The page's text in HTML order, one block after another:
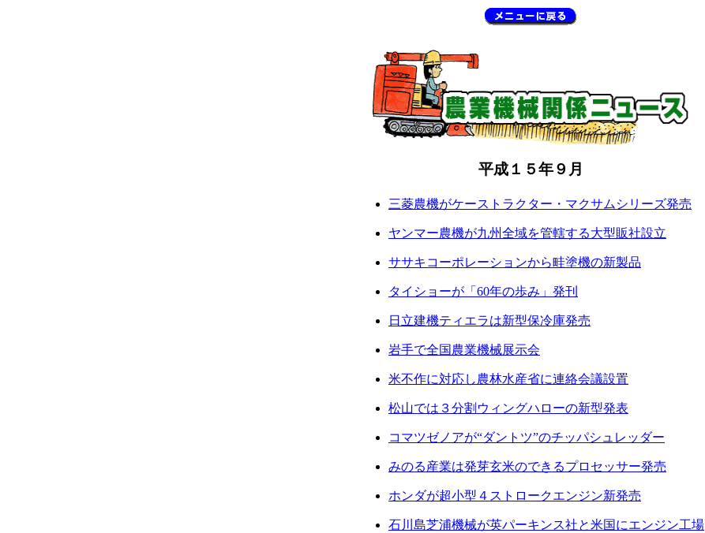
平成１５年９月
三菱農機がケーストラクター・マクサムシリーズ発売
ヤンマー農機が九州全域を管轄する大型販社設立
ササキコーポレーションから畦塗機の新製品
タイショーが「60年の歩み」発刊
日立建機ティエラは新型保冷庫発売
岩手で全国農業機械展示会
米不作に対応し農林水産省に連絡会議設置
松山では３分割ウィングハローの新型発表
コマツゼノアが“ダントツ”のチッパシュレッダー
みのる産業は発芽玄米のできるプロセッサー発売
ホンダが超小型４ストロークエンジン新発売
石川島芝浦機械が英パーキンス社と米国にエンジン工場